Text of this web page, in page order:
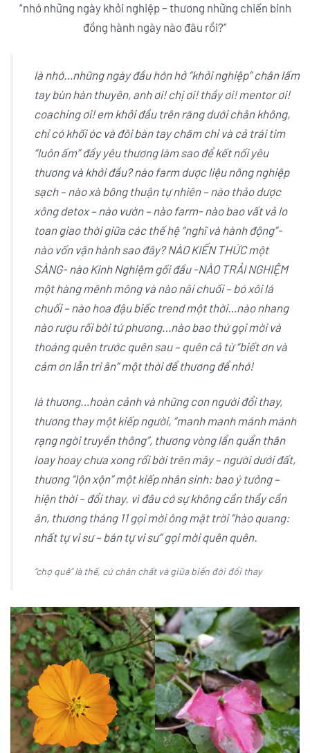
“nhớ những ngày khởi nghiệp – thương những chiến binh
đồng hành ngày nào đâu rồi?”
là nhớ…những ngày đầu hớn hở “khởi nghiệp” chân lấm
tay bùn hàn thuyên, anh ơi! chị ơi! thầy ơi! mentor ơi!
coaching ơi! em khởi đầu trên răng dưới chân không,
chỉ có khối óc và đôi bàn tay chăm chỉ và cả trái tim
“luôn ấm” đầy yêu thương làm sao để kết nối yêu
thương và khởi đầu? nào farm dược liệu nông nghiệp
sạch – nào xà bông thuận tự nhiên – nào thảo dược
xông detox – nào vườn – nào farm- nào bao vất vả lo
toan giao thời giữa các thế hệ “nghĩ và hành động”-
nào vốn vận hành sao đây? NÀO KIẾN THỨC một
SÀNG- nào Kinh Nghiệm gối đầu -NÀO TRẢI NGHIỆM
một hàng mênh mông và nào nãi chuối – bó xôi lá
chuối – nào hoa đậu biếc trend một thời…nào nhang
nào rượu rối bời tứ phương…nào bao thứ gọi mời và
thoáng quên trước quên sau – quên cả từ “biết ơn và
cảm ơn lẫn tri ân” một thời để thương để nhớ!
là thương…hoàn cảnh và những con người đổi thay,
thương thay một kiếp người, “manh manh mánh mánh
rạng ngời truyền thông”, thương vòng lẩn quẩn thân
loay hoay chưa xong rối bời trên mây – người dưới đất,
thương “lộn xộn” một kiếp nhân sinh: bao ý tưởng –
hiện thời – đổi thay. vì đâu cớ sự không cần thầy cần
ân, thương tháng 11 gọi mời ông mặt trời “hào quang:
nhất tự vi sư – bán tự vi sư” gọi mời quên quên.
“chợ quê” là thế, cứ chân chất và giữa biển đời đổi thay